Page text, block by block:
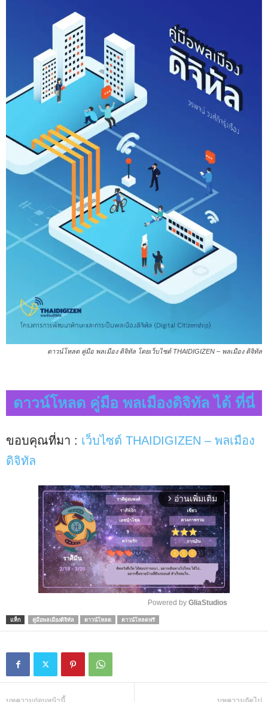
ดาวน์โหลด คู่มือ พลเมือง ดิจิทัล โดยเว็บไซต์ THAIDIGIZEN – พลเมือง ดิจิทัล
ดาวน์โหลด คู่มือ พลเมืองดิจิทัล ได้ ที่นี่
ขอบคุณที่มา : เว็บไซต์ THAIDIGIZEN – พลเมือง
ดิจิทัล
arrow_forward_ios อ่านเพิ่มเติม
Powered by GliaStudios
แท็ก คู่มือพลเมืองดิจิทัล ดาวน์โหลด ดาวน์โหลดฟรี